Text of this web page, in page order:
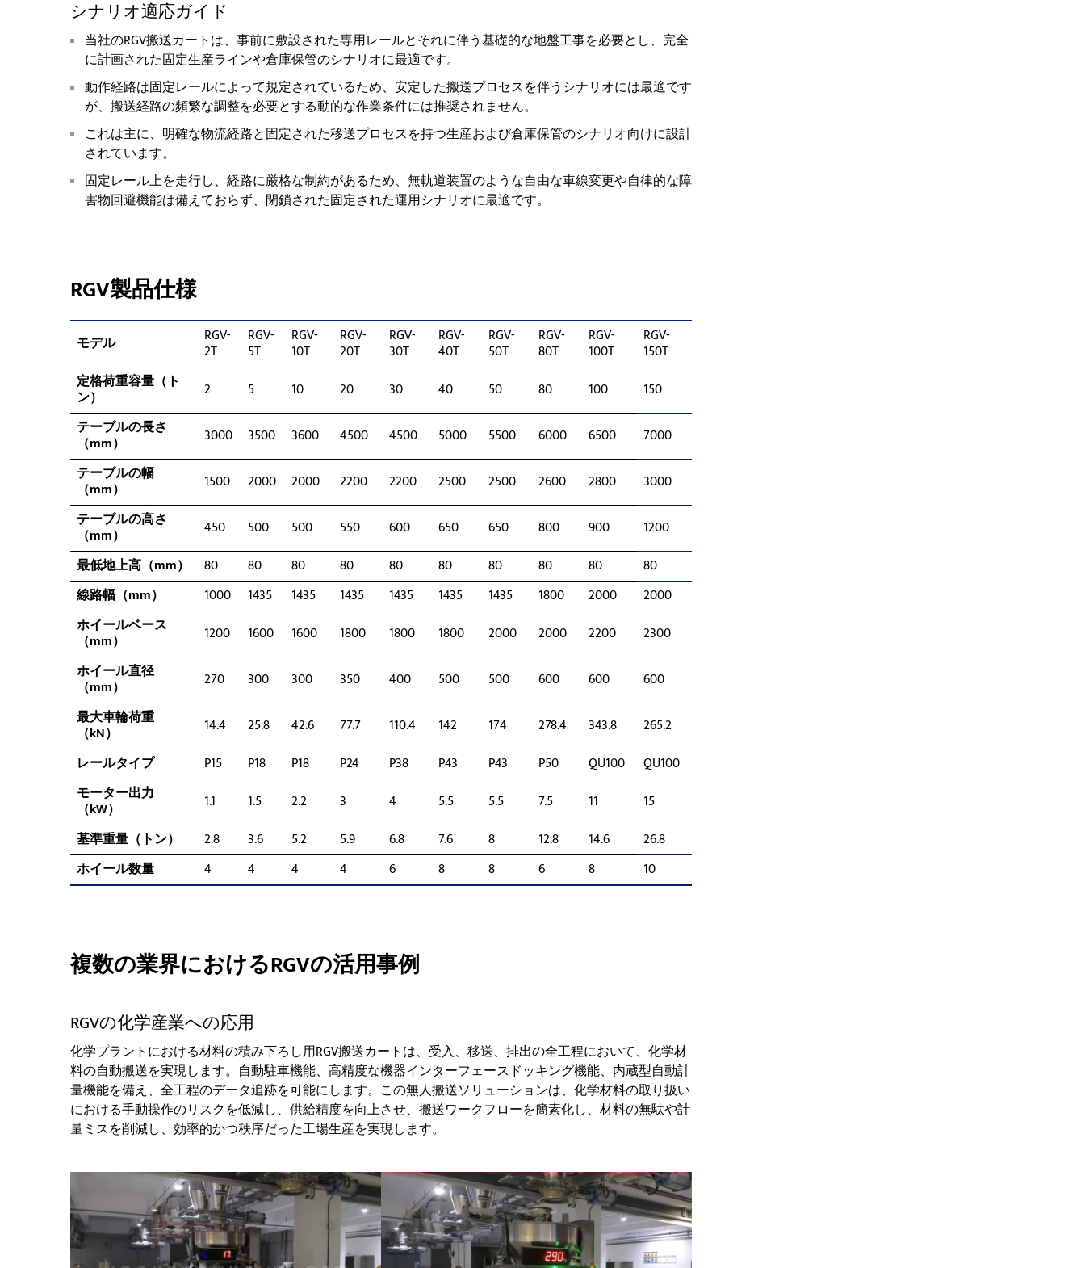
シナリオ適応ガイド
当社のRGV搬送カートは、事前に敷設された専用レールとそれに伴う基礎的な地盤工事を必要とし、完全
に計画された固定生産ラインや倉庫保管のシナリオに最適です。
動作経路は固定レールによって規定されているため、安定した搬送プロセスを伴うシナリオには最適です
が、搬送経路の頻繁な調整を必要とする動的な作業条件には推奨されません。
これは主に、明確な物流経路と固定された移送プロセスを持つ生産および倉庫保管のシナリオ向けに設計
されています。
固定レール上を走行し、経路に厳格な制約があるため、無軌道装置のような自由な車線変更や自律的な障
害物回避機能は備えておらず、閉鎖された固定された運用シナリオに最適です。
RGV製品仕様
モデル RGV-
2T
RGV-
5T
RGV-
10T
RGV-
20T
RGV-
30T
RGV-
40T
RGV-
50T
RGV-
80T
RGV-
100T
RGV-
150T
定格荷重容量（ト
ン） 2 5 10 20 30 40 50 80 100
150
テーブルの長さ
（mm） 3000 3500 3600 4500 4500 5000 5500 6000 6500
7000
テーブルの幅
（mm） 1500 2000 2000 2200 2200 2500 2500 2600 2800
3000
テーブルの高さ
（mm） 450 500 500 550 600 650 650 800 900
1200
最低地上高（mm）
80 80 80 80 80 80 80 80 80
80
線路幅（mm）
1000 1435 1435 1435 1435 1435 1435 1800 2000
2000
ホイールベース
（mm） 1200 1600 1600 1800 1800 1800 2000 2000 2200
2300
ホイール直径
（mm） 270 300 300 350 400 500 500 600 600
600
最大車輪荷重
（kN） 14.4 25.8 42.6 77.7 110.4 142 174 278.4 343.8
265.2
レールタイプ
P15 P18 P18 P24 P38 P43 P43 P50 QU100
QU100
モーター出力
（kW） 1.1 1.5 2.2 3 4 5.5 5.5 7.5 11
15
基準重量（トン）
2.8 3.6 5.2 5.9 6.8 7.6 8 12.8 14.6
26.8
ホイール数量
4 4 4 4 6 8 8 6 8 10
複数の業界におけるRGVの活用事例
RGVの化学産業への応用
化学プラントにおける材料の積み下ろし用RGV搬送カートは、受入、移送、排出の全工程において、化学材
料の自動搬送を実現します。自動駐車機能、高精度な機器インターフェースドッキング機能、内蔵型自動計
量機能を備え、全工程のデータ追跡を可能にします。この無人搬送ソリューションは、化学材料の取り扱い
における手動操作のリスクを低減し、供給精度を向上させ、搬送ワークフローを簡素化し、材料の無駄や計
量ミスを削減し、効率的かつ秩序だった工場生産を実現します。